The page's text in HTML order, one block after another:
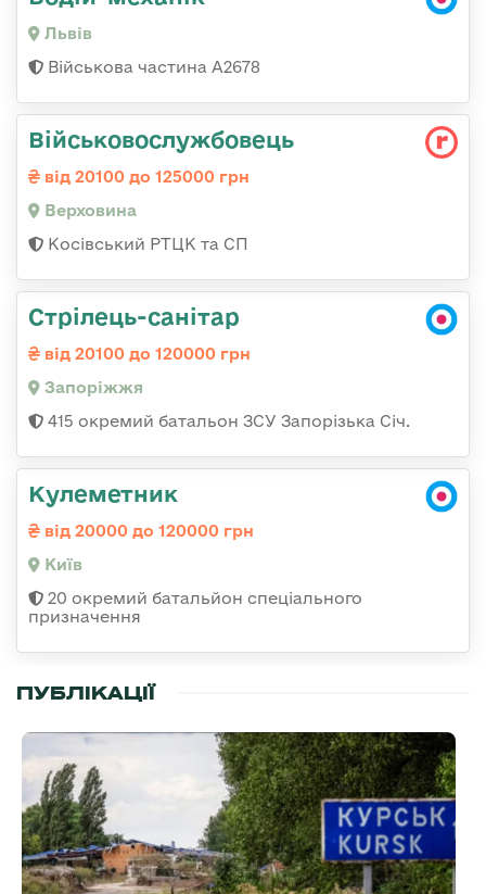
Львів
Військова частина А2678
Військовослужбовець
від 20100 до 125000 грн
Верховина
Косівський РТЦК та СП
Стрілець-санітар
від 20100 до 120000 грн
Запоріжжя
415 окремий батальон ЗСУ Запорізька Січ.
Кулеметник
від 20000 до 120000 грн
Київ
20 окремий батальйон спеціального
призначення
ПУБЛІКАЦІЇ